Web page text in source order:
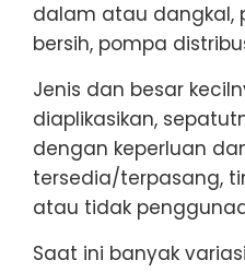
dalam atau dangkal,
bersih, pompa
Jenis dan besar
diaplikasikan,
dengan keperluan
tersedia/terpasang,
atau tidak
Saat ini banyak